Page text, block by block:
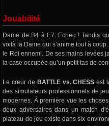
Jouabilité
Dame de B4 à E7. Echec ! Tandis
voilà la Dame qui s’anime tout à
le Roi ennemi. De ses mains levées
la case occupée qu’un petit tas de
Le cœur de BATTLE vs. CHESS est
des simulateurs professionnels de
modernes. À première vue les
deux adversaires dans un match
plateau de jeu existe dans six